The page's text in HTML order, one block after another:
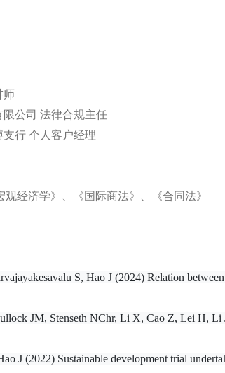
师
限公司 法律合规主任
支行 个人客户经理
经济学》、《国际商法》、《合同法》
S, Hao J (2024) Relation
JM, Stenseth NChr, Li X, Cao Z, Lei H,
J (2022) Sustainable development trial